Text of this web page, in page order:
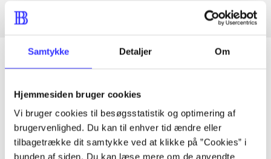
Samtykke Detaljer Om
Hjemmesiden bruger cookies
Vi bruger cookies til besøgsstatistik og optimering af
brugervenlighed. Du kan til enhver tid ændre eller
tilbagetrække dit samtykke ved at klikke på ”Cookies” i
bunden af siden. Du kan læse mere om de anvendte
Artikler
Alle registrerede artikler fordelt på udgivelser
...